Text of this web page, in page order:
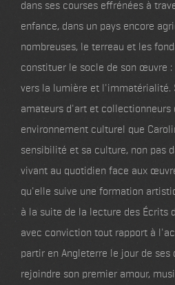
dans ses courses effrénées à
enfance, dans un pays encore
nombreuses, le terreau et les
constituer le socle de son œuvre :
vers la lumière et l'immatérialité.
amateurs d'art et collectionneurs
environnement culturel que
sensibilité et sa culture, non pas
vivant au quotidien face aux
qu'elle suive une formation
à la suite de la lecture des Écrits
avec conviction tout rapport à
partir en Angleterre le jour de ses
rejoindre son premier amour,